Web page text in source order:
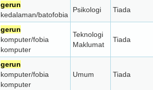
gerun
kedalaman/batofobia
Psikologi Tiada
gerun
komputer/fobia
komputer
Teknologi
Maklumat
Tiada
gerun
komputer/fobia
komputer
Umum Tiada